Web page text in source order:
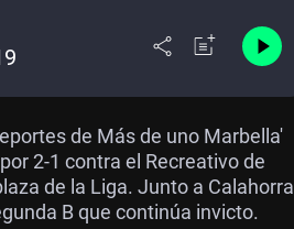
de Más de uno Marbella'
2-1 contra el Recreativo de
de la Liga. Junto a Calahorra
B que continúa invicto.